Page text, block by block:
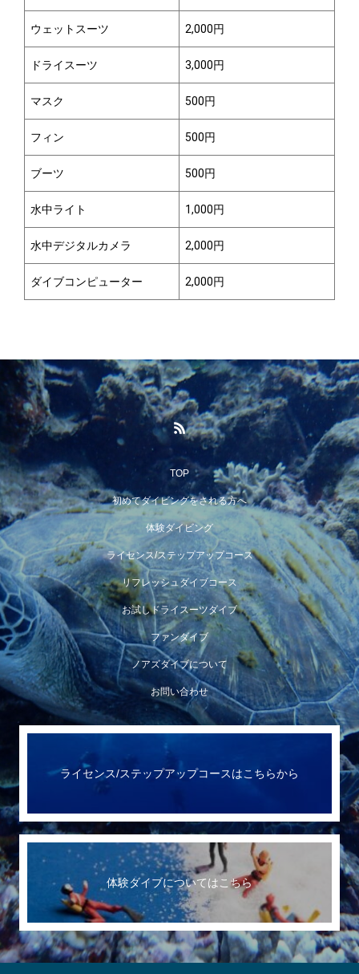
ウェットスーツ 2,000円
ドライスーツ 3,000円
マスク 500円
フィン 500円
ブーツ 500円
水中ライト 1,000円
水中デジタルカメラ 2,000円
ダイブコンピューター 2,000円
TOP
初めてダイビングをされる方へ
体験ダイビング
ライセンス/ステップアップコース
リフレッシュダイブコース
お試しドライスーツダイブ
ファンダイブ
ノアズダイブについて
お問い合わせ
ライセンス/ステップアップコースはこちらから
体験ダイブについてはこちら